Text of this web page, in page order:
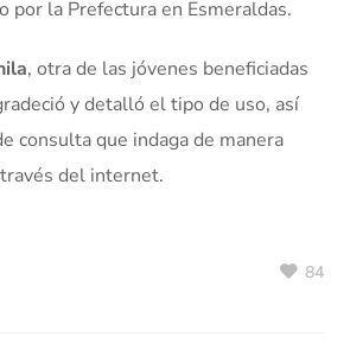
por la Prefectura en Esmeraldas.
, otra de las jóvenes beneficiadas
y detalló el tipo de uso, así
consulta que indaga de manera
del internet.
84